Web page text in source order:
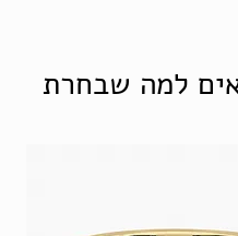
למה שבחרת